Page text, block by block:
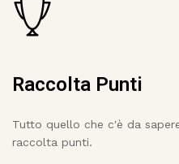
Raccolta Punti
Tutto quello che c'è da
raccolta punti.